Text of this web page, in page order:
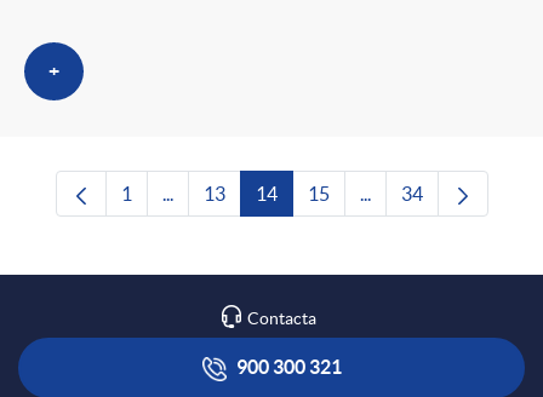
+
Página
1 ...Páginas intermedias Use TAB para
Página
13 Página
14 Página
15 ...Páginas intermedias
Página
34
Contacta
900 300 321